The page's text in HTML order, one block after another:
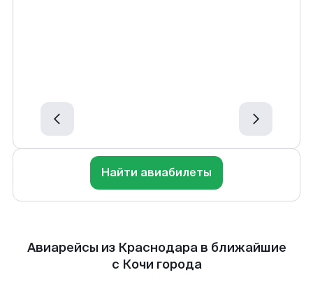
Найти авиабилеты
Авиарейсы из Краснодара в ближайшие
с Кочи города